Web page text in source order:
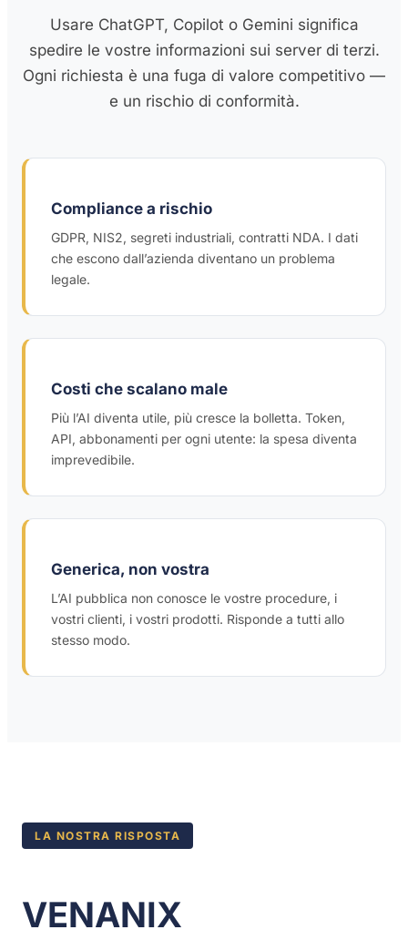
Usare ChatGPT, Copilot o Gemini significa
spedire le vostre informazioni sui server di terzi.
Ogni richiesta è una fuga di valore competitivo —
e un rischio di conformità.
Compliance a rischio
GDPR, NIS2, segreti industriali, contratti NDA. I dati
che escono dall’azienda diventano un problema
legale.
Costi che scalano male
Più l’AI diventa utile, più cresce la bolletta. Token,
API, abbonamenti per ogni utente: la spesa diventa
imprevedibile.
Generica, non vostra
L’AI pubblica non conosce le vostre procedure, i
vostri clienti, i vostri prodotti. Risponde a tutti allo
stesso modo.
LA NOSTRA RISPOSTA
VENANIX